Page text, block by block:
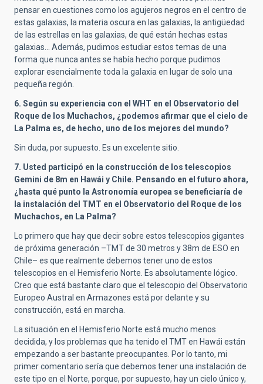
pensar en cuestiones como los agujeros negros en el centro de
estas galaxias, la materia oscura en las galaxias, la antigüedad
de las estrellas en las galaxias, de qué están hechas estas
galaxias… Además, pudimos estudiar estos temas de una
forma que nunca antes se había hecho porque pudimos
explorar esencialmente toda la galaxia en lugar de solo una
pequeña región.
6. Según su experiencia con el WHT en el Observatorio del
Roque de los Muchachos, ¿podemos afirmar que el cielo de
La Palma es, de hecho, uno de los mejores del mundo?
Sin duda, por supuesto. Es un excelente sitio.
7. Usted participó en la construcción de los telescopios
Gemini de 8m en Hawái y Chile. Pensando en el futuro ahora,
¿hasta qué punto la Astronomía europea se beneficiaría de
la instalación del TMT en el Observatorio del Roque de los
Muchachos, en La Palma?
Lo primero que hay que decir sobre estos telescopios gigantes
de próxima generación –TMT de 30 metros y 38m de ESO en
Chile– es que realmente debemos tener uno de estos
telescopios en el Hemisferio Norte. Es absolutamente lógico.
Creo que está bastante claro que el telescopio del Observatorio
Europeo Austral en Armazones está por delante y su
construcción, está en marcha.
La situación en el Hemisferio Norte está mucho menos
decidida, y los problemas que ha tenido el TMT en Hawái están
empezando a ser bastante preocupantes. Por lo tanto, mi
primer comentario sería que debemos tener una instalación de
este tipo en el Norte, porque, por supuesto, hay un cielo único y,